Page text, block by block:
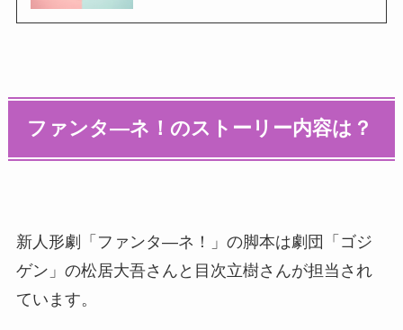
ファンタ―ネ！のストーリー内容は？
新人形劇「ファンタ―ネ！」の脚本は劇団「ゴジ
ゲン」の松居大吾さんと目次立樹さんが担当され
ています。